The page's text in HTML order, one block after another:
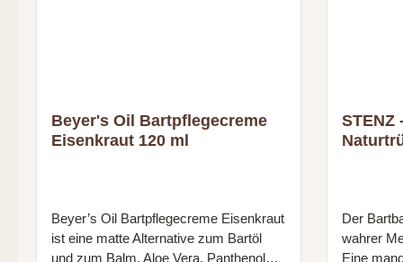
ANNUUS
Beyer's Oil Bartpflegecreme
Eisenkraut 120 ml
Beyer’s Oil Bartpflegecreme Eisenkraut
ist eine matte Alternative zum Bartöl
und zum Balm. Aloe Vera, Panthenol
STENZ
Der
wahrer
Eine